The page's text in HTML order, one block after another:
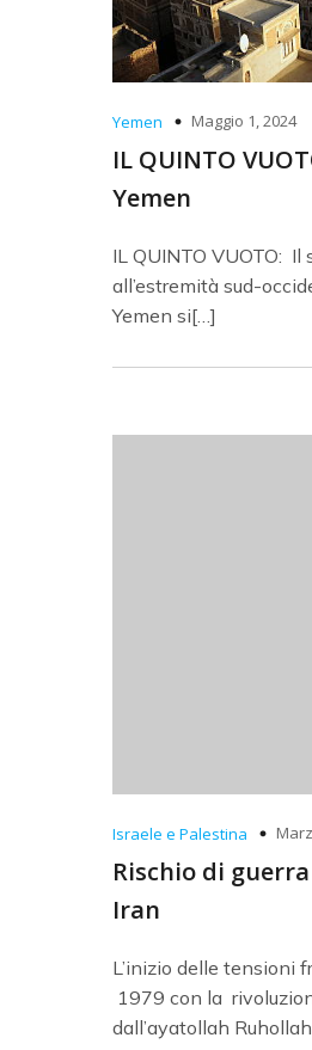
Yemen Maggio 1, 2024
IL QUINTO
Yemen
IL QUINTO VUOTO:
all’estremità sud-
Yemen si[…]
Israele e Palestina
Rischio di
Iran
L’inizio delle tensioni
1979 con la
dall’ayatollah